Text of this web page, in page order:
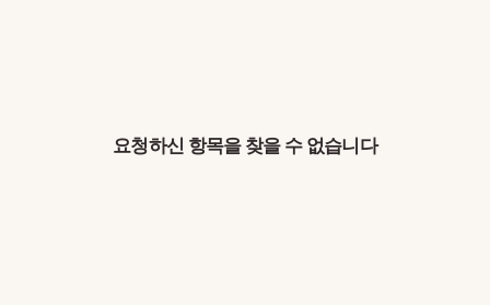
요청하신 항목을 찾을 수 없습니다